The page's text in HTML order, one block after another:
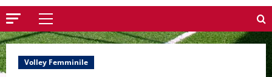
Menu
principale
Volley Femminile